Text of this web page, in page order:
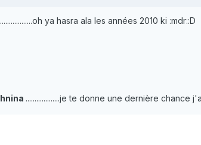
..................oh ya hasra ala les années 2010 ki :mdr::D
hnina ...................je te donne une dernière chance